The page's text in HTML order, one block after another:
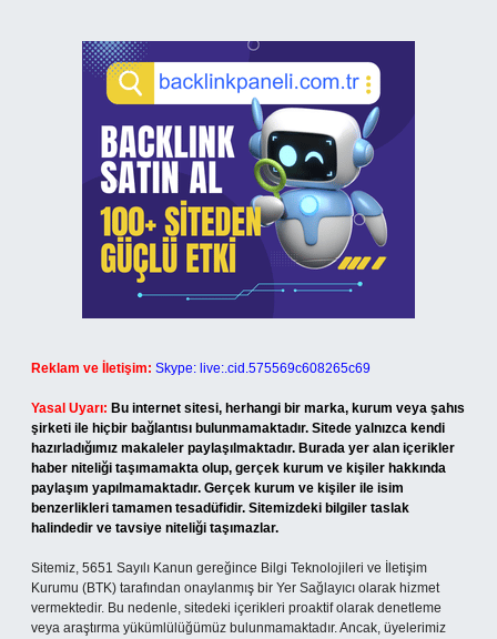
Reklam ve İletişim: Skype: live:.cid.575569c608265c69
Yasal Uyarı: Bu internet sitesi, herhangi bir marka, kurum veya şahıs
şirketi ile hiçbir bağlantısı bulunmamaktadır. Sitede yalnızca kendi
hazırladığımız makaleler paylaşılmaktadır. Burada yer alan içerikler
haber niteliği taşımamakta olup, gerçek kurum ve kişiler hakkında
paylaşım yapılmamaktadır. Gerçek kurum ve kişiler ile isim
benzerlikleri tamamen tesadüfidir. Sitemizdeki bilgiler taslak
halindedir ve tavsiye niteliği taşımazlar.
Sitemiz, 5651 Sayılı Kanun gereğince Bilgi Teknolojileri ve İletişim
Kurumu (BTK) tarafından onaylanmış bir Yer Sağlayıcı olarak hizmet
vermektedir. Bu nedenle, sitedeki içerikleri proaktif olarak denetleme
veya araştırma yükümlülüğümüz bulunmamaktadır. Ancak, üyelerimiz